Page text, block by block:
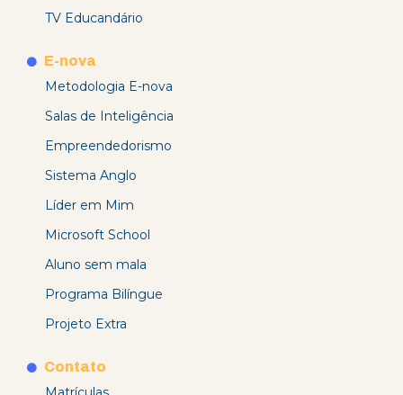
TV Educandário
E-nova
Metodologia E-nova
Salas de Inteligência
Empreendedorismo
Sistema Anglo
Líder em Mim
Microsoft School
Aluno sem mala
Programa Bilíngue
Projeto Extra
Contato